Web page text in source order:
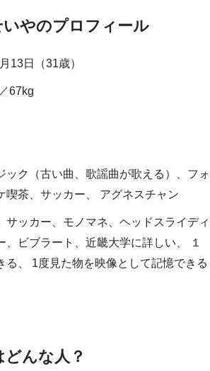
やのプロフィール
13日（31歳）
67kg
ック（古い曲、歌謡曲が歌える）、フォ
喫茶、サッカー、 アグネスチャン
サッカー、モノマネ、ヘッドスライディ
、ビブラート、近畿大学に詳しい、 １
る、 1度見た物を映像として記憶できる
んな人？